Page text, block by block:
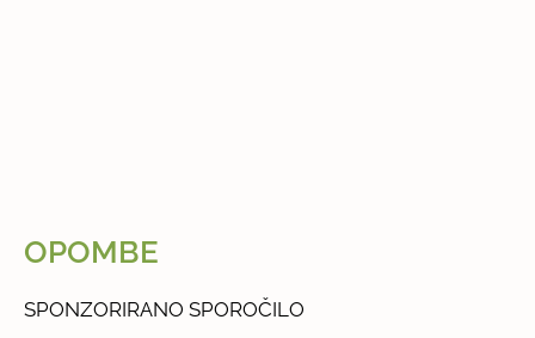
OPOMBE
SPONZORIRANO SPOROČILO